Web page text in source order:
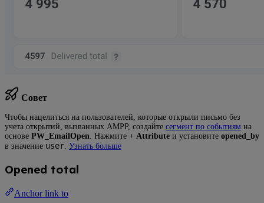
Совет
Чтобы нацелиться на пользователей, которые открыли письмо без
учета открытий, вызванных AMPP, создайте сегмент по событиям на
основе PW_EmailOpen. Нажмите + Attribute и установите opened_by
в значение user. Узнать больше
Opened total
Anchor link to